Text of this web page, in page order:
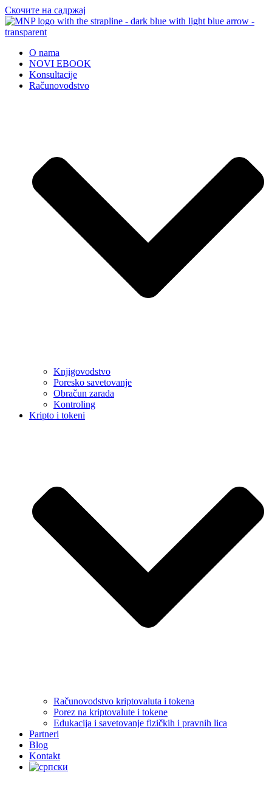
Скочите на садржај
O nama
NOVI EBOOK
Konsultacije
Računovodstvo
Knjigovodstvo
Poresko savetovanje
Obračun zarada
Kontroling
Kripto i tokeni
Računovodstvo kriptovaluta i tokena
Porez na kriptovalute i tokene
Edukacija i savetovanje fizičkih i pravnih lica
Partneri
Blog
Kontakt